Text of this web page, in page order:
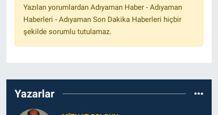
Yazılan yorumlardan Adıyaman Haber - Adıyaman
Haberleri - Adıyaman Son Dakika Haberleri hiçbir
şekilde sorumlu tutulamaz.
Yazarlar